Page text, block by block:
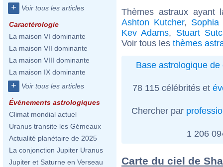
+ Voir tous les articles
Caractérologie
La maison VI dominante
La maison VII dominante
La maison VIII dominante
La maison IX dominante
+ Voir tous les articles
Évènements astrologiques
Climat mondial actuel
Uranus transite les Gémeaux
Actualité planétaire de 2025
La conjonction Jupiter Uranus
Jupiter et Saturne en Verseau
Thèmes astraux
Ashton Kutcher, Sophia
Kev Adams, Stuart
Voir tous les thèmes
Base astrologique de
78 115 célébrités et
Chercher par
1 206
Carte du ciel de